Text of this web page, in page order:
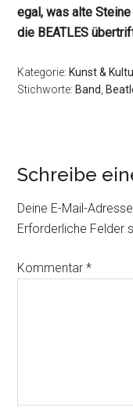
egal, was alte Steine
die BEATLES
Kategorie: Kunst &
Stichworte: Band
Schreibe
Deine E-Mail-
Erforderliche Felder
Kommentar*